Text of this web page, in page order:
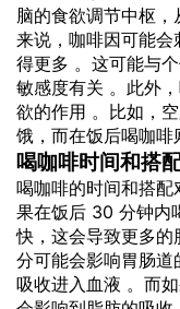
脑的食欲调节中枢
来说，咖啡因可能
得更多 。这可能与
敏感度有关 。此外
欲的作用 。比如，
饿，而在饭后喝咖啡
喝咖啡时间和搭
喝咖啡的时间和搭
果在饭后 30 分钟内
快，这会导致更多
分可能会影响胃肠
吸收进入血液 。而